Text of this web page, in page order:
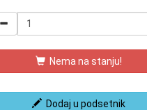
Nema na stanju!
Dodaj u podsetnik